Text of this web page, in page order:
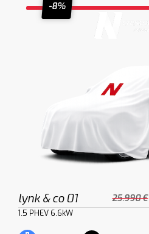
-8%
lynk & co 01 25.990 €
1.5 PHEV 6.6kW